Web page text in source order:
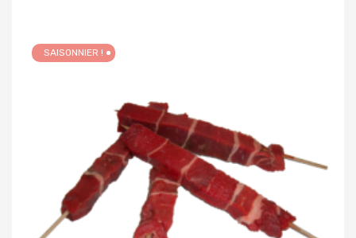
SAISONNIER !